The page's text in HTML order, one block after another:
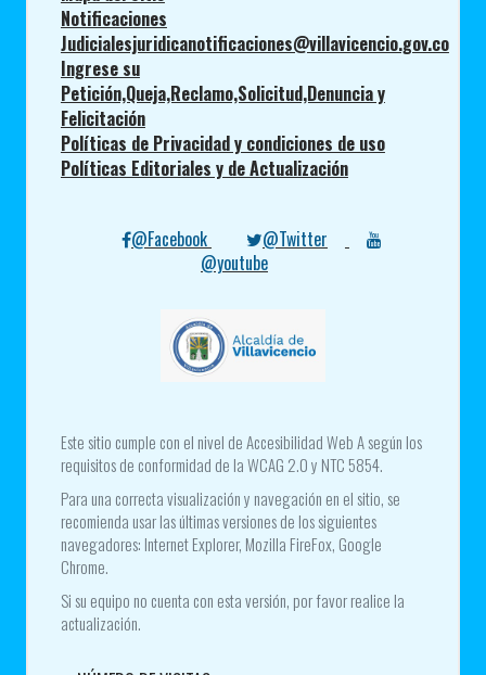
Notificaciones
Judicialesjuridicanotificaciones@villavicencio.gov.co
Ingrese su
Petición,Queja,Reclamo,Solicitud,Denuncia y
Felicitación
Políticas de Privacidad y condiciones de uso
Políticas Editoriales y de Actualización
@Facebook
@Twitter
@youtube
Este sitio cumple con el nivel de Accesibilidad Web A según los
requisitos de conformidad de la WCAG 2.0 y NTC 5854.
Para una correcta visualización y navegación en el sitio, se
recomienda usar las últimas versiones de los siguientes
navegadores: Internet Explorer, Mozilla FireFox, Google
Chrome.
Si su equipo no cuenta con esta versión, por favor realice la
actualización.